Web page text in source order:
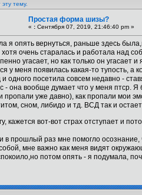
тему.
Простая форма шизы?
« : Сентября 07, 2019, 21:46:40 pm »
я опять вернуться, раньше здесь
очень старалась и работала над
угасает, но как только он угасает
у меня появилась какая-то тупость, а
и одного посетила совсем недавно -
- она вообще думает что у меня птср.
пропали уже давно), как пропали мои
сном, либидо и тд. ВСД так и
кажется вот-вот страх отступает и
в прошлый раз мне помогло
мне важно как меня видят
потом опять - я подумала,